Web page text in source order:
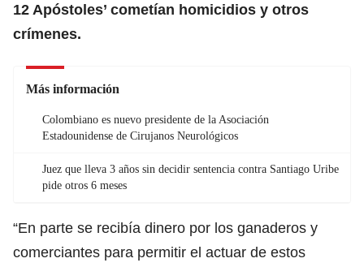
12 Apóstoles’ cometían homicidios y otros
crímenes.
Más información
Colombiano es nuevo presidente de la Asociación
Estadounidense de Cirujanos Neurológicos
Juez que lleva 3 años sin decidir sentencia contra Santiago Uribe
pide otros 6 meses
“En parte se recibía dinero por los ganaderos y
comerciantes para permitir el actuar de estos